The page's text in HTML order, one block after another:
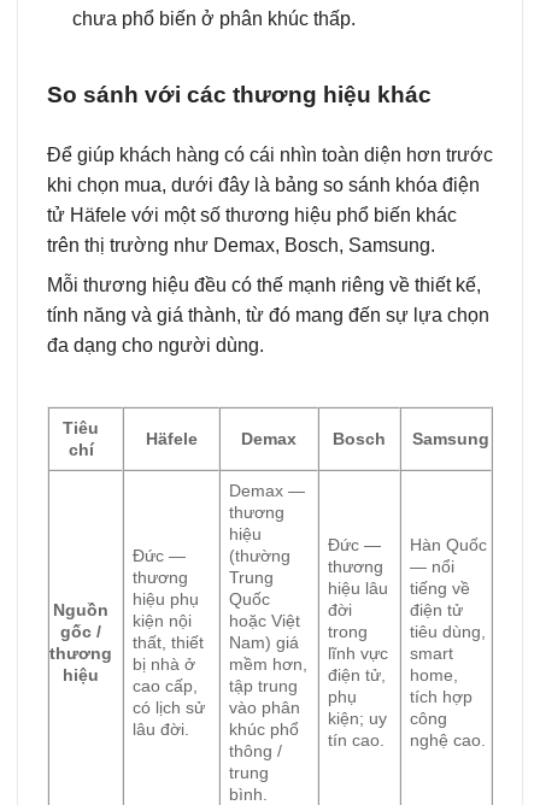
chưa phổ biến ở phân khúc thấp.
So sánh với các thương hiệu khác
Để giúp khách hàng có cái nhìn toàn diện hơn trước
khi chọn mua, dưới đây là bảng so sánh khóa điện
tử Häfele với một số thương hiệu phổ biến khác
trên thị trường như Demax, Bosch, Samsung.
Mỗi thương hiệu đều có thế mạnh riêng về thiết kế,
tính năng và giá thành, từ đó mang đến sự lựa chọn
đa dạng cho người dùng.
Tiêu
chí
Häfele Demax Bosch Samsung
Nguồn
gốc /
thương
hiệu
Đức —
thương
hiệu phụ
kiện nội
thất, thiết
bị nhà ở
cao cấp,
có lịch sử
lâu đời.
Demax —
thương
hiệu
(thường
Trung
Quốc
hoặc Việt
Nam) giá
mềm hơn,
tập trung
vào phân
khúc phổ
thông /
trung
bình.
Đức —
thương
hiệu lâu
đời
trong
lĩnh vực
điện tử,
phụ
kiện; uy
tín cao.
Hàn Quốc
— nổi
tiếng về
điện tử
tiêu dùng,
smart
home,
tích hợp
công
nghệ cao.